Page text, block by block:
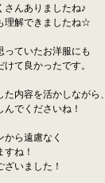
さんありましたね♪
理解できましたね☆
っていたお洋服にも
て良かったです。
内容を活かしながら、
でくださいね！
から遠慮なく
ね！
いました！